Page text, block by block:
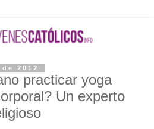
2012
practicar yoga
Un experto